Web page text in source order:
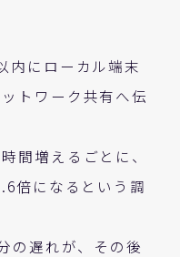
内にローカル端末
トワーク共有へ伝
間増えるごとに、
倍になるという調
の遅れが、その後